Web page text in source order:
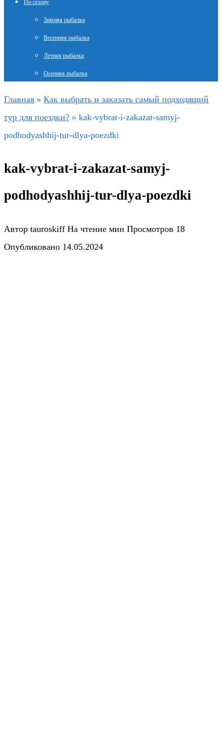
По сезону
Зимняя рыбалка
Весенняя рыбалка
Летняя рыбалка
Осенняя рыбалка
Главная » Как выбрать и заказать самый подходящий
тур для поездки? » kak-vybrat-i-zakazat-samyj-
podhodyashhij-tur-dlya-poezdki
kak-vybrat-i-zakazat-samyj-
podhodyashhij-tur-dlya-poezdki
Автор tauroskiff На чтение мин Просмотров 18
Опубликовано 14.05.2024